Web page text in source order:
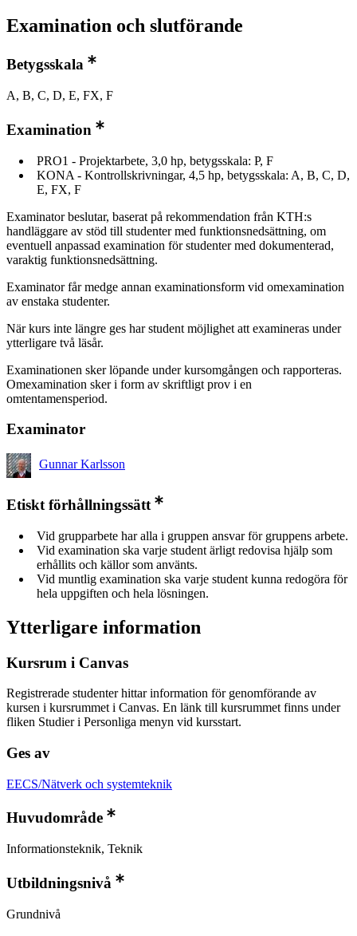
Examination och slutförande
Betygsskala
A, B, C, D, E, FX, F
Examination
PRO1 - Projektarbete, 3,0 hp, betygsskala: P, F
KONA - Kontrollskrivningar, 4,5 hp, betygsskala: A, B, C, D,
E, FX, F
Examinator beslutar, baserat på rekommendation från KTH:s
handläggare av stöd till studenter med funktionsnedsättning, om
eventuell anpassad examination för studenter med dokumenterad,
varaktig funktionsnedsättning.
Examinator får medge annan examinationsform vid omexamination
av enstaka studenter.
När kurs inte längre ges har student möjlighet att examineras under
ytterligare två läsår.
Examinationen sker löpande under kursomgången och rapporteras.
Omexamination sker i form av skriftligt prov i en
omtentamensperiod.
Examinator
Gunnar Karlsson
Etiskt förhållningssätt
Vid grupparbete har alla i gruppen ansvar för gruppens arbete.
Vid examination ska varje student ärligt redovisa hjälp som
erhållits och källor som använts.
Vid muntlig examination ska varje student kunna redogöra för
hela uppgiften och hela lösningen.
Ytterligare information
Kursrum i Canvas
Registrerade studenter hittar information för genomförande av
kursen i kursrummet i Canvas. En länk till kursrummet finns under
fliken Studier i Personliga menyn vid kursstart.
Ges av
EECS/Nätverk och systemteknik
Huvudområde
Informationsteknik, Teknik
Utbildningsnivå
Grundnivå